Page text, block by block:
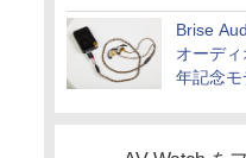
「AC
Brise
オーディ
年記念